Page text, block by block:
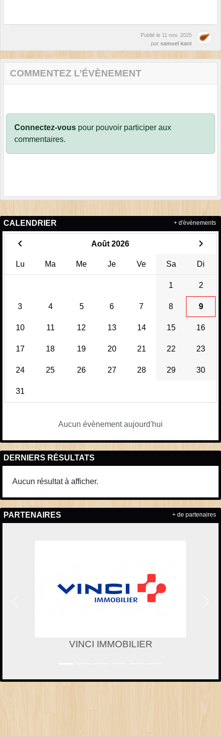
Publié le 11 nov. 2025
par samuel kant
COMMENTEZ L’ÉVÈNEMENT
Connectez-vous pour pouvoir participer aux
commentaires.
CALENDRIER
Août 2026
Lu Ma Me Je Ve Sa Di
1 2
3 4 5 6 7 8 9
10 11 12 13 14 15 16
17 18 19 20 21 22 23
24 25 26 27 28 29 30
31
Aucun évènement aujourd'hui
+ d'évènements
DERNIERS RÉSULTATS
Aucun résultat à afficher.
PARTENAIRES
VINCI IMMOBILIER
+ de partenaires